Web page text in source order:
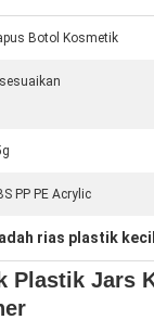
Botol Kosmetik
PP PE Acrylic
rias plastik kecil
Plastik Jars